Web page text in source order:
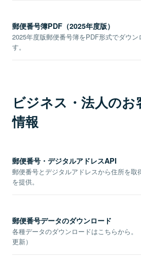
郵便番号簿PDF（2025年度版）
2025年度版郵便番号簿をPDF形式でダウン
す。
ビジネス・法人のお
情報
郵便番号・デジタルアドレスAPI
郵便番号とデジタルアドレスから住所を取
を提供。
郵便番号データのダウンロード
各種データのダウンロードはこちらから。
更新）